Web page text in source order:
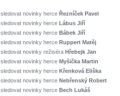
sledovat novinky herce Řezníček Pavel
sledovat novinky herce Lábus Jiří
sledovat novinky herce Bábek Jiří
sledovat novinky herce Ruppert Matěj
sledovat novinky režiséra Hřebejk Jan
sledovat novinky herce Myšička Martin
sledovat novinky herce Křenková Eliška
sledovat novinky herce Nebřenský Robert
sledovat novinky herce Bech Lukáš